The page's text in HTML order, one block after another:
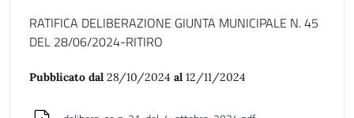
RATIFICA DELIBERAZIONE GIUNTA MUNICIPALE N. 45
DEL 28/06/2024-RITIRO
Pubblicato dal 28/10/2024 al 12/11/2024